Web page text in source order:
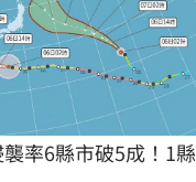
率6縣市破5成！1縣